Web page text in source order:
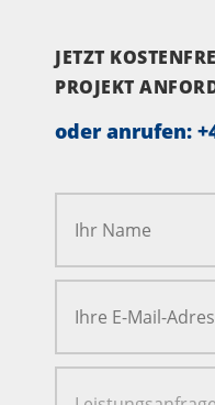
JETZT
PROJEKT
oder anrufen: